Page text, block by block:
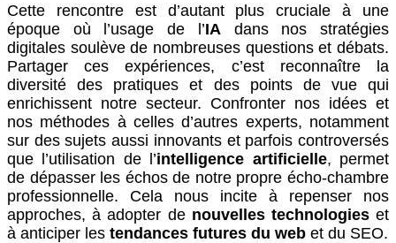
Cette rencontre est d’autant plus cruciale à une
époque où l’usage de l’IA dans nos stratégies
digitales soulève de nombreuses questions et débats.
Partager ces expériences, c’est reconnaître la
diversité des pratiques et des points de vue qui
enrichissent notre secteur. Confronter nos idées et
nos méthodes à celles d’autres experts, notamment
sur des sujets aussi innovants et parfois controversés
que l’utilisation de l’intelligence artificielle, permet
de dépasser les échos de notre propre écho-chambre
professionnelle. Cela nous incite à repenser nos
approches, à adopter de nouvelles technologieset
à anticiper les tendances futures du web et du SEO.